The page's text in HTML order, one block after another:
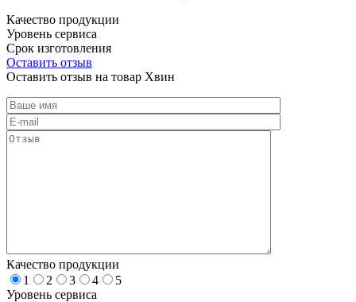
Качество продукции
Уровень сервиса
Срок изготовления
Оставить отзыв
Оставить отзыв на товар Хвин
Качество продукции
1
2 3 4
5
Уровень сервиса